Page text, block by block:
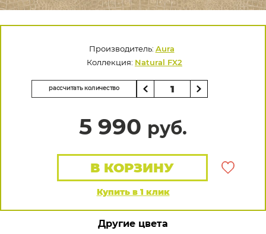
Производитель: Aura
Коллекция: Natural FX2
рассчитать количество
5 990 руб.
Купить в 1 клик
В КОРЗИНУ
Другие цвета